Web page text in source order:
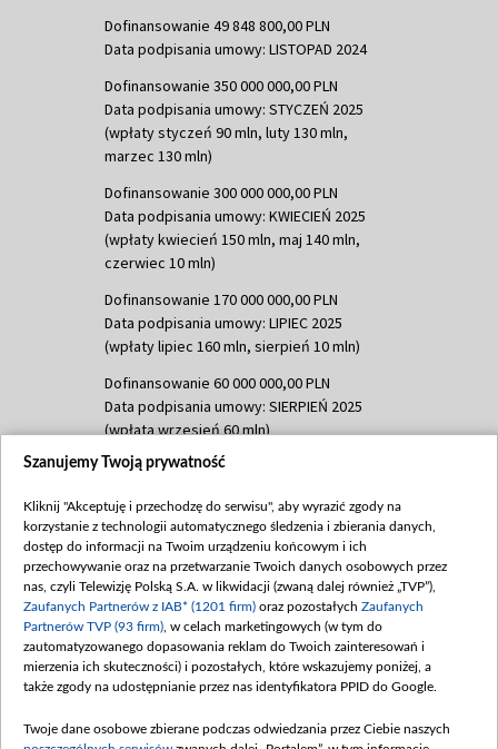
Dofinansowanie 49 848 800,00 PLN
Data podpisania umowy: LISTOPAD 2024
Dofinansowanie 350 000 000,00 PLN
Data podpisania umowy: STYCZEŃ 2025
(wpłaty styczeń 90 mln, luty 130 mln,
marzec 130 mln)
Dofinansowanie 300 000 000,00 PLN
Data podpisania umowy: KWIECIEŃ 2025
(wpłaty kwiecień 150 mln, maj 140 mln,
czerwiec 10 mln)
Dofinansowanie 170 000 000,00 PLN
Data podpisania umowy: LIPIEC 2025
(wpłaty lipiec 160 mln, sierpień 10 mln)
Dofinansowanie 60 000 000,00 PLN
Data podpisania umowy: SIERPIEŃ 2025
(wpłata wrzesień 60 mln)
Dofinansowanie 635 783 051,21 PLN
(wpłata wrzesień 100 mln, październik 350
mln, listopad 265 mln)
Dofinansowanie 48 862 000,00 PLN
Data podpisania umowy: GRUDZIEŃ 2025
(wpłata grudzień 60,548 mln)
Dofinansowanie 900 000 000,00 PLN
Data podpisania umowy: LUTY 2026 (wpłata
kwiecień 180 mln, 7 maja 180 mln, 8
Szanujemy Twoją prywatność
Kliknij "Akceptuję i przechodzę do serwisu", aby wyrazić zgody na
korzystanie z technologii automatycznego śledzenia i zbierania danych,
dostęp do informacji na Twoim urządzeniu końcowym i ich
przechowywanie oraz na przetwarzanie Twoich danych osobowych przez
nas, czyli Telewizję Polską S.A. w likwidacji (zwaną dalej również „TVP”),
Zaufanych Partnerów z IAB* (1201 firm) oraz pozostałych Zaufanych
Partnerów TVP (93 firm) , w celach marketingowych (w tym do
zautomatyzowanego dopasowania reklam do Twoich zainteresowań i
mierzenia ich skuteczności) i pozostałych, które wskazujemy poniżej, a
także zgody na udostępnianie przez nas identyfikatora PPID do Google.
Twoje dane osobowe zbierane podczas odwiedzania przez Ciebie naszych